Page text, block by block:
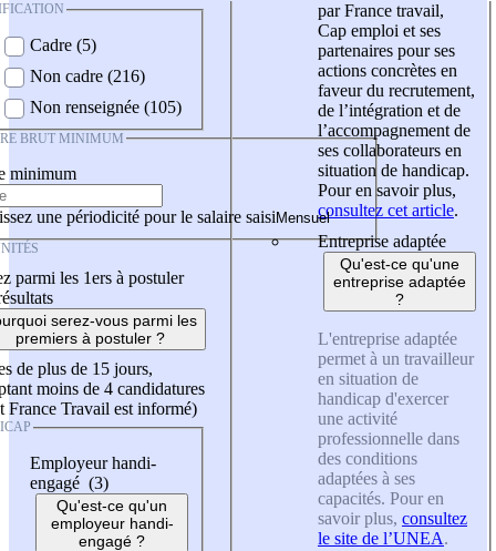
Cadre (5)
Non cadre (216)
Non renseignée (105)
BRUT MINIMUM
minimum
une périodicité pour le salaire saisi
parmi les 1ers à postuler
serez-vous parmi les
premiers à postuler ?
de plus de 15 jours,
moins de 4 candidatures
France Travail est informé)
Employeur handi-
engagé (3)
Qu'est-ce qu'un
employeur handi-
engagé ?
par France travail,
Cap emploi et ses
partenaires pour ses
actions concrètes en
faveur du recrutement,
de l’intégration et de
l’accompagnement de
ses collaborateurs en
situation de handicap.
Pour en savoir plus,
consultez cet article.
Entreprise adaptée
Qu'est-ce qu'une
entreprise adaptée
?
L'entreprise adaptée
permet à un travailleur
en situation de
handicap d'exercer
une activité
professionnelle dans
des conditions
adaptées à ses
capacités. Pour en
savoir plus, consultez
le site de l’UNEA.